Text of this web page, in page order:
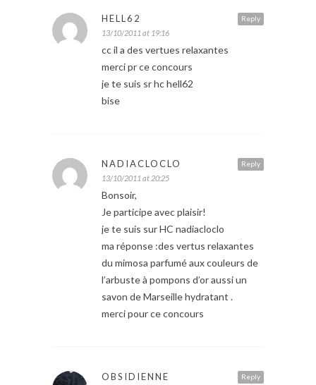
Reply
HELL62
13/10/2011 at 19:16
cc il a des vertues relaxantes
merci pr ce concours
je te suis sr hc hell62
bise
Reply
NADIACLOCLO
13/10/2011 at 20:25
Bonsoir,
Je participe avec plaisir!
je te suis sur HC nadiacloclo
ma réponse :des vertus relaxantes
du mimosa parfumé aux couleurs de
l’arbuste à pompons d’or aussi un
savon de Marseille hydratant .
merci pour ce concours
Reply
OBSIDIENNE